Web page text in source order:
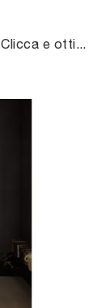
Cerchi Poltrone moderne in tessuto? Clicca e ottieni informazioni sul modello Madame di Valentini.